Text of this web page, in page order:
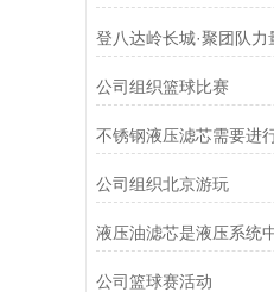
登八达岭长城·聚团队力
公司组织篮球比赛
公司组织北京游玩
液压油滤芯是液压系统
公司篮球赛活动